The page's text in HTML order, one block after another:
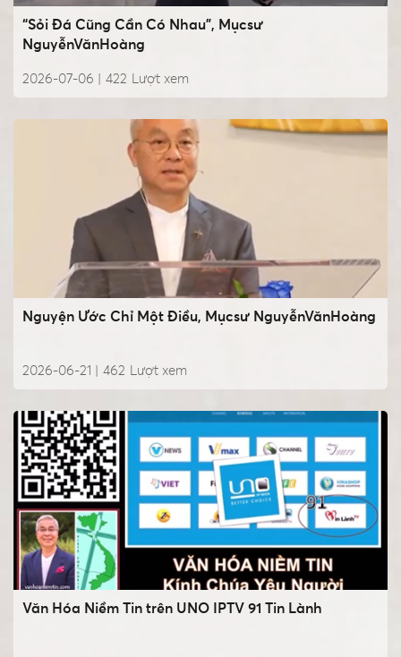
“Sỏi Đá Cũng Cần Có Nhau”, Mụcsư
NguyễnVănHoàng
2026-07-06 | Lượt xem
422
Nguyện Ước Chỉ Một Điều, Mụcsư NguyễnVănHoàng
2026-06-21 | Lượt xem
462
Văn Hóa Niềm Tin trên UNO IPTV 91 Tin Lành